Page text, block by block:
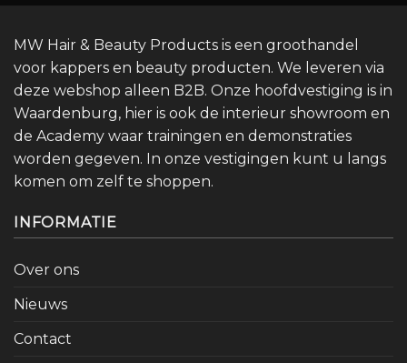
MW Hair & Beauty Products is een groothandel
voor kappers en beauty producten. We leveren via
deze webshop alleen B2B. Onze hoofdvestiging is in
Waardenburg, hier is ook de interieur showroom en
de Academy waar trainingen en demonstraties
worden gegeven. In onze vestigingen kunt u langs
komen om zelf te shoppen.
INFORMATIE
Over ons
Nieuws
Contact